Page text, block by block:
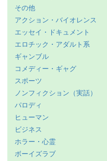
その他
アクション・バイオレンス
エッセイ・ドキュメント
エロチック・アダルト系
ギャンブル
コメディー・ギャグ
スポーツ
ノンフィクション（実話）
パロディ
ヒューマン
ビジネス
ホラー・心霊
ボーイズラブ